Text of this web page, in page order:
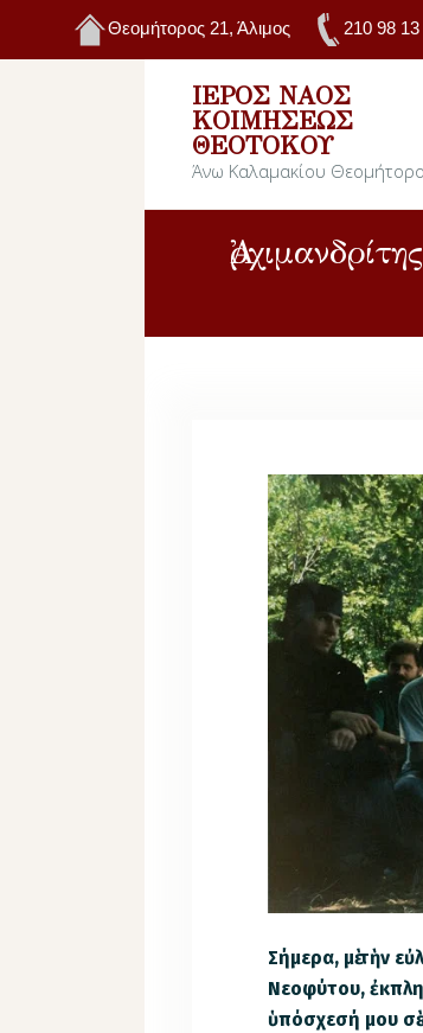
Θεομήτορος 21, Άλιμος 210 98
ΙΕΡΌΣ ΝΑΌΣ
ΚΟΙΜΉΣΕΩΣ
ΘΕΟΤΌΚΟΥ
Άνω Καλαμακίου
Σήμερα, μὲ τὴν
Νεοφύτου,
ὑπόσχεσή μου